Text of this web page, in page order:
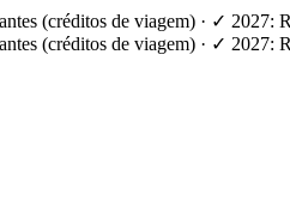
(créditos de viagem) · ✓ 2027:
(créditos de viagem) · ✓ 2027: